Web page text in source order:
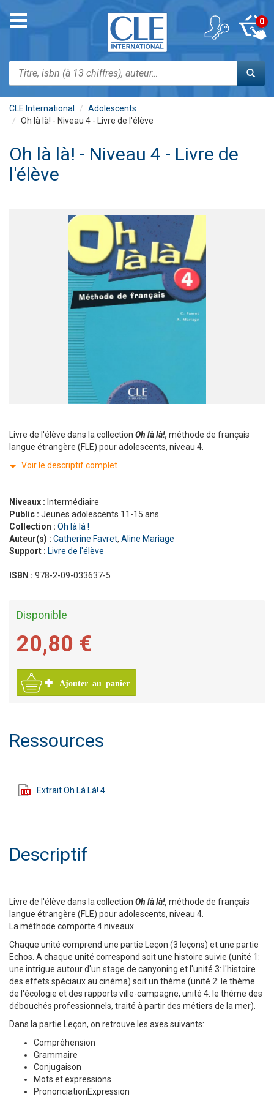
contenu
Toggle
navigation
Rechercher
0
CLE International
Adolescents
Oh là là! - Niveau 4 - Livre de l'élève
Oh là là! - Niveau 4 - Livre de
l'élève
Livre de l'élève dans la collection Oh là là!, méthode de français
langue étrangère (FLE) pour adolescents, niveau 4.
Voir le descriptif complet
Niveaux : Intermédiaire
Public : Jeunes adolescents 11-15 ans
Collection : Oh là là !
Auteur(s) : Catherine Favret, Aline Mariage
Support : Livre de l'élève
ISBN : 978-2-09-033637-5
Disponible
20,80 €
Ajouter au panier
Ressources
Extrait Oh Là Là! 4
Descriptif
Livre de l'élève dans la collection Oh là là!, méthode de français
langue étrangère (FLE) pour adolescents, niveau 4.
La méthode comporte 4 niveaux.
Chaque unité comprend une partie Leçon (3 leçons) et une partie
Echos. A chaque unité correspond soit une histoire suivie (unité 1:
une intrigue autour d'un stage de canyoning et l'unité 3: l'histoire
des effets spéciaux au cinéma) soit un thème (unité 2: le thème
de l'écologie et des rapports ville-campagne, unité 4: le thème des
débouchés professionnels, traité à partir des métiers de la mer).
Dans la partie Leçon, on retrouve les axes suivants:
Compréhension
Grammaire
Conjugaison
Mots et expressions
PrononciationExpression